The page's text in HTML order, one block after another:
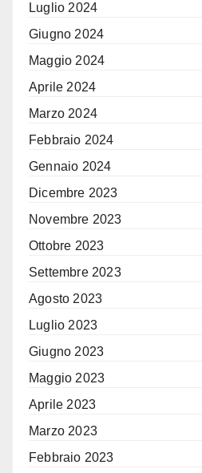
Luglio 2024
Giugno 2024
Maggio 2024
Aprile 2024
Marzo 2024
Febbraio 2024
Gennaio 2024
Dicembre 2023
Novembre 2023
Ottobre 2023
Settembre 2023
Agosto 2023
Luglio 2023
Giugno 2023
Maggio 2023
Aprile 2023
Marzo 2023
Febbraio 2023